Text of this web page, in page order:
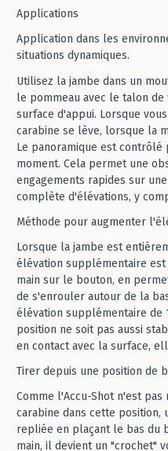
Applications
Application dans les
situations dynamiques.
Utilisez la jambe dans un
le pommeau avec le talon
surface d'appui. Lorsque
carabine se lève, lorsque la
Le panoramique est contrôlé
moment. Cela permet une
engagements rapides sur
complète d'élévations, y
Méthode pour augmenter
Lorsque la jambe est
élévation supplémentaire
main sur le bouton, en
de s'enrouler autour de la
élévation supplémentaire de
position ne soit pas aussi
en contact avec la surface,
Tirer depuis une position de
Comme l'Accu-Shot n'est
carabine dans cette position,
repliée en plaçant le bas du
main, il devient un "crochet"